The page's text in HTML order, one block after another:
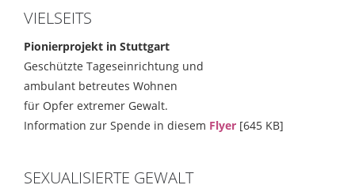
VIELSEITS
Pionierprojekt in Stuttgart
Geschützte Tageseinrichtung und
ambulant betreutes Wohnen
für Opfer extremer Gewalt.
Information zur Spende in diesem Flyer [645 KB]
SEXUALISIERTE GEWALT